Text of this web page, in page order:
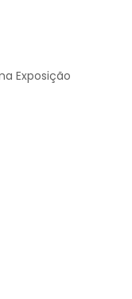
Exposição